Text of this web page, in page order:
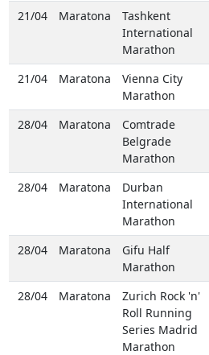
21/04 Maratona
Tashkent
International
Marathon
21/04 Maratona
Vienna City
Marathon
28/04 Maratona
Comtrade
Belgrade
Marathon
28/04 Maratona
Durban
International
Marathon
28/04 Maratona
Gifu Half
Marathon
28/04 Maratona
Zurich Rock 'n'
Roll Running
Series Madrid
Marathon